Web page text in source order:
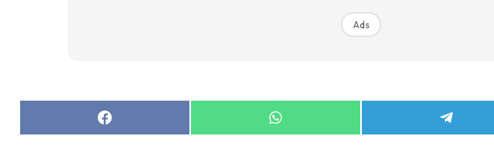
Ads
Share
on
Share
on
Share
on